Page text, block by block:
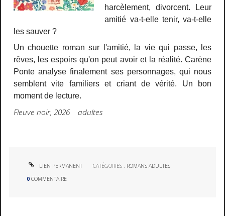
harcèlement, divorcent. Leur
amitié va-t-elle tenir, va-t-elle
les sauver ?
Un chouette roman sur l'amitié, la vie qui passe, les
rêves, les espoirs qu'on peut avoir et la réalité. Carène
Ponte analyse finalement ses personnages, qui nous
semblent vite familiers et criant de vérité. Un bon
moment de lecture.
Fleuve noir, 2026 adultes
LIEN PERMANENT CATÉGORIES : ROMANS ADULTES
0 COMMENTAIRE